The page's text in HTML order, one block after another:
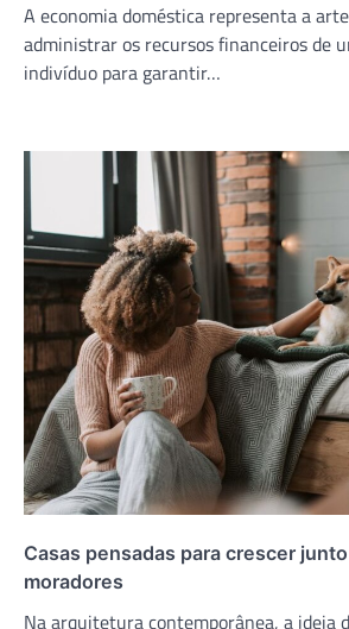
A economia doméstica representa a
administrar os recursos financeiros de
indivíduo para garantir…
Casas pensadas para crescer
moradores
Na arquitetura contemporânea, a ideia